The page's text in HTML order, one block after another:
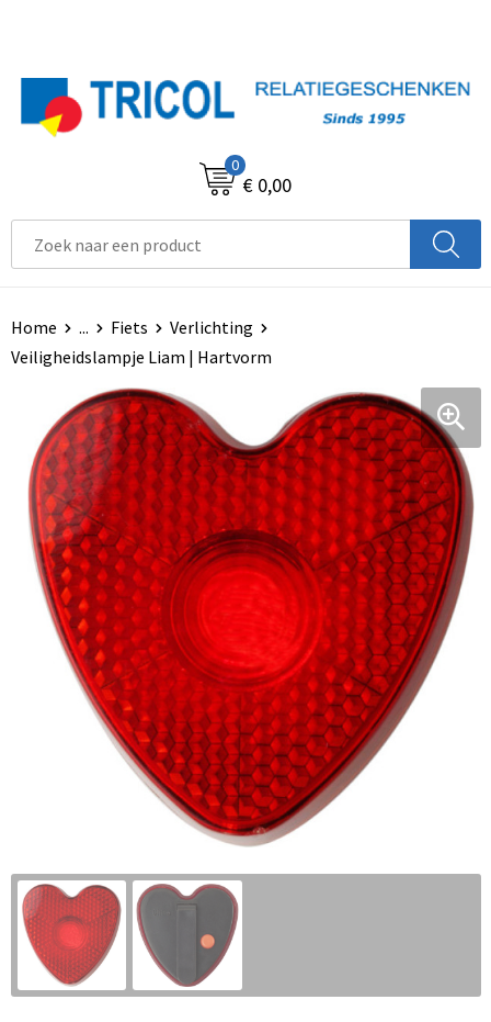
0
€ 0,00
Home ... Fiets
Verlichting
Veiligheidslampje Liam | Hartvorm